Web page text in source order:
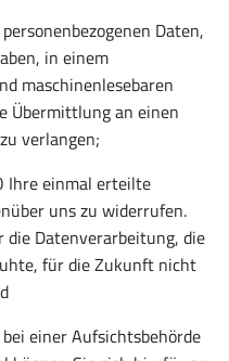
Daten,
in einem
maschinenlesebaren
Übermittlung an einen
verlangen;
Ihre einmal erteilte
uns zu widerrufen.
die Datenverarbeitung, die
für die Zukunft nicht
einer Aufsichtsbehörde